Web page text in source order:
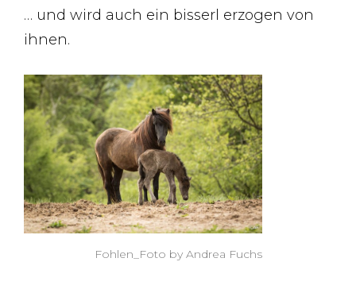
… und wird auch ein bisserl erzogen von
ihnen.
Fohlen_Foto by Andrea Fuchs